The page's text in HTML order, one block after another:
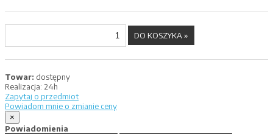
Towar: dostępny
Realizacja: 24h
Zapytaj o przedmiot
Powiadom mnie o zmianie ceny
×
Powiadomienia